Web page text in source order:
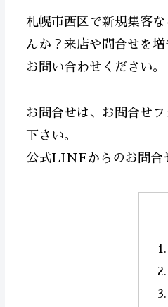
札幌市西区で新規集客
んか？来店や問合せを
お問い合わせください。
お問合せは、お問合せフ
下さい。
公式LINEからのお問合